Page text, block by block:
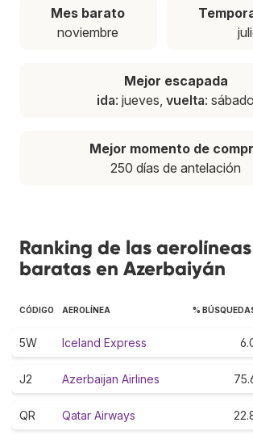
Mes barato
noviembre
Mejor escapada
ida: jueves, vuelta: sábado
Mejor momento de
250 días de antelación
Ranking de las
baratas en Azerbaiyán
CÓDIGO AEROLÍNEA %
5W Iceland Express
J2 Azerbaijan Airlines
QR Qatar Airways